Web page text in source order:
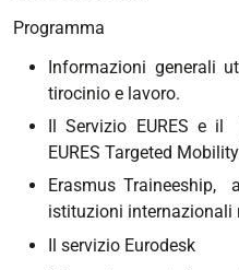
Programma
Informazioni generali
tirocinio e lavoro.
Il Servizio EURES e il
EURES Targeted
Erasmus
istituzioni internazionali
Il servizio Eurodesk